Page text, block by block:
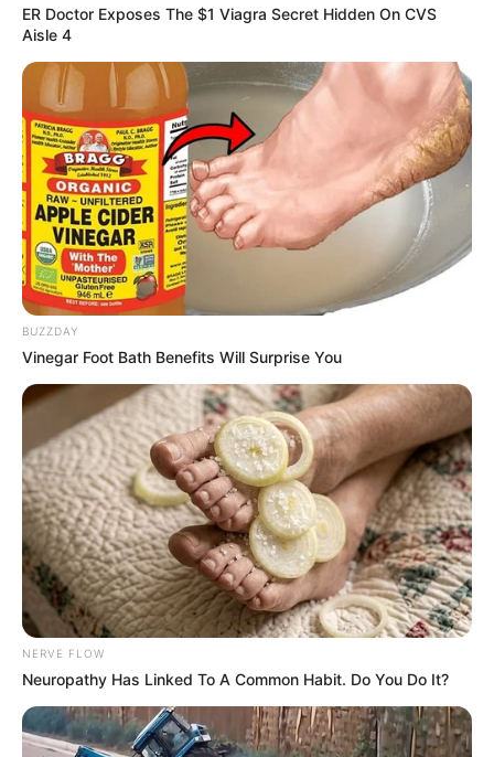
bySzerző • June 21, 2026
Ez nagyon gyors volt! Már meg is történt: leváltotta
őt Magyar Péter, vége van!
ER Doctor Exposes The $1 Viagra Secret Hidden On CVS
Aisle 4
BUZZDAY
Vinegar Foot Bath Benefits Will Surprise You
NERVE FLOW
Neuropathy Has Linked To A Common Habit. Do You Do It?